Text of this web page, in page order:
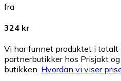
fra
324 kr
Vi har funnet produktet i totalt
partnerbutikker hos Prisjakt
butikken. Hvordan vi viser